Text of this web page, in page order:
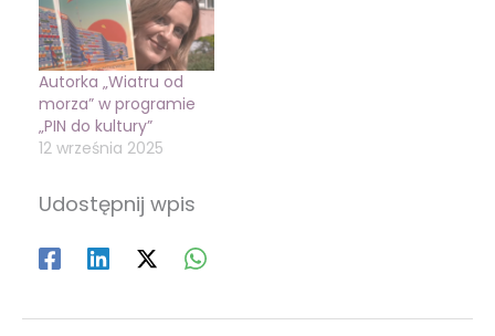
Autorka „Wiatru od
morza” w programie
„PIN do kultury”
12 września 2025
Udostępnij wpis